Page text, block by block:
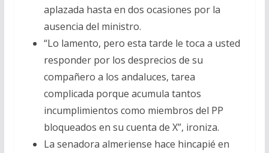
aplazada hasta en dos ocasiones por la
ausencia del ministro.
“Lo lamento, pero esta tarde le toca a usted
responder por los desprecios de su
compañero a los andaluces, tarea
complicada porque acumula tantos
incumplimientos como miembros del PP
bloqueados en su cuenta de X”, ironiza.
La senadora almeriense hace hincapié en